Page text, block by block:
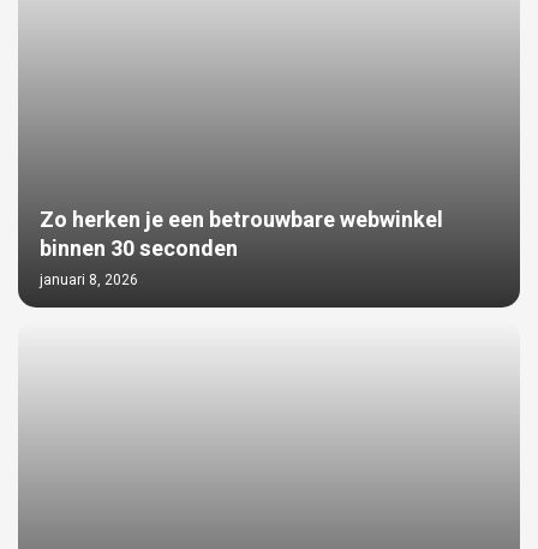
Zo herken je een betrouwbare webwinkel
binnen 30 seconden
januari 8, 2026